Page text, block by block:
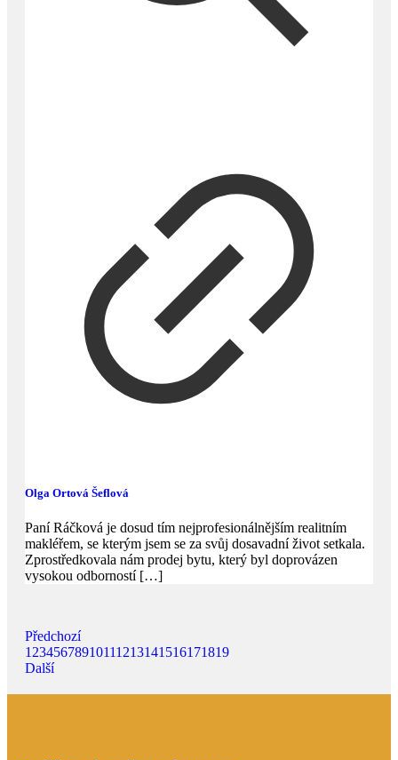
Olga Ortová Šeflová
Paní Ráčková je dosud tím nejprofesionálnějším realitním
makléřem, se kterým jsem se za svůj dosavadní život setkala.
Zprostředkovala nám prodej bytu, který byl doprovázen
vysokou odborností[…]
Předchozí
1 2345678910111213141516171819
Další